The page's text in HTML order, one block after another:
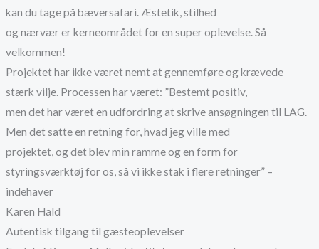
kan du tage på bæversafari. Æstetik, stilhed
og nærvær er kerneområdet for en super oplevelse. Så
velkommen!
Projektet har ikke været nemt at gennemføre og krævede
stærk vilje. Processen har været: ”Bestemt positiv,
men det har været en udfordring at skrive ansøgningen til LAG.
Men det satte en retning for, hvad jeg ville med
projektet, og det blev min ramme og en form for
styringsværktøj for os, så vi ikke stak i flere retninger” –
indehaver
Karen Hald
Autentisk tilgang til gæsteoplevelser